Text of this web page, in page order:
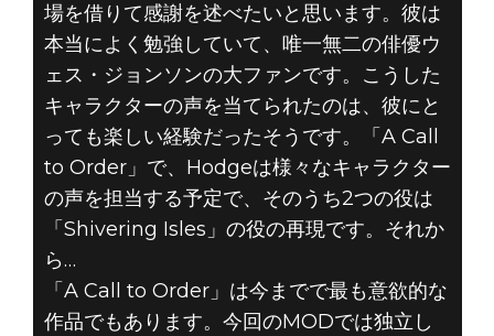
場を借りて感謝を述べたいと思います。彼は
本当によく勉強していて、唯一無二の俳優ウ
ェス・ジョンソンの大ファンです。こうした
キャラクターの声を当てられたのは、彼にと
っても楽しい経験だったそうです。「A Call
to Order」で、Hodgeは様々なキャラクター
の声を担当する予定で、そのうち2つの役は
「Shivering Isles」の役の再現です。それか
ら…
「A Call to Order」は今までで最も意欲的な
作品でもあります。今回のMODでは独立し